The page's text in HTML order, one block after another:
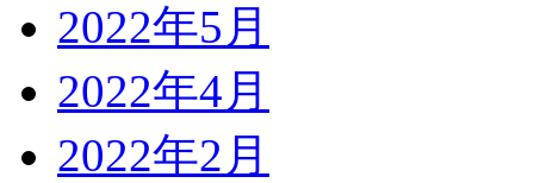
2022年5月
2022年4月
2022年2月